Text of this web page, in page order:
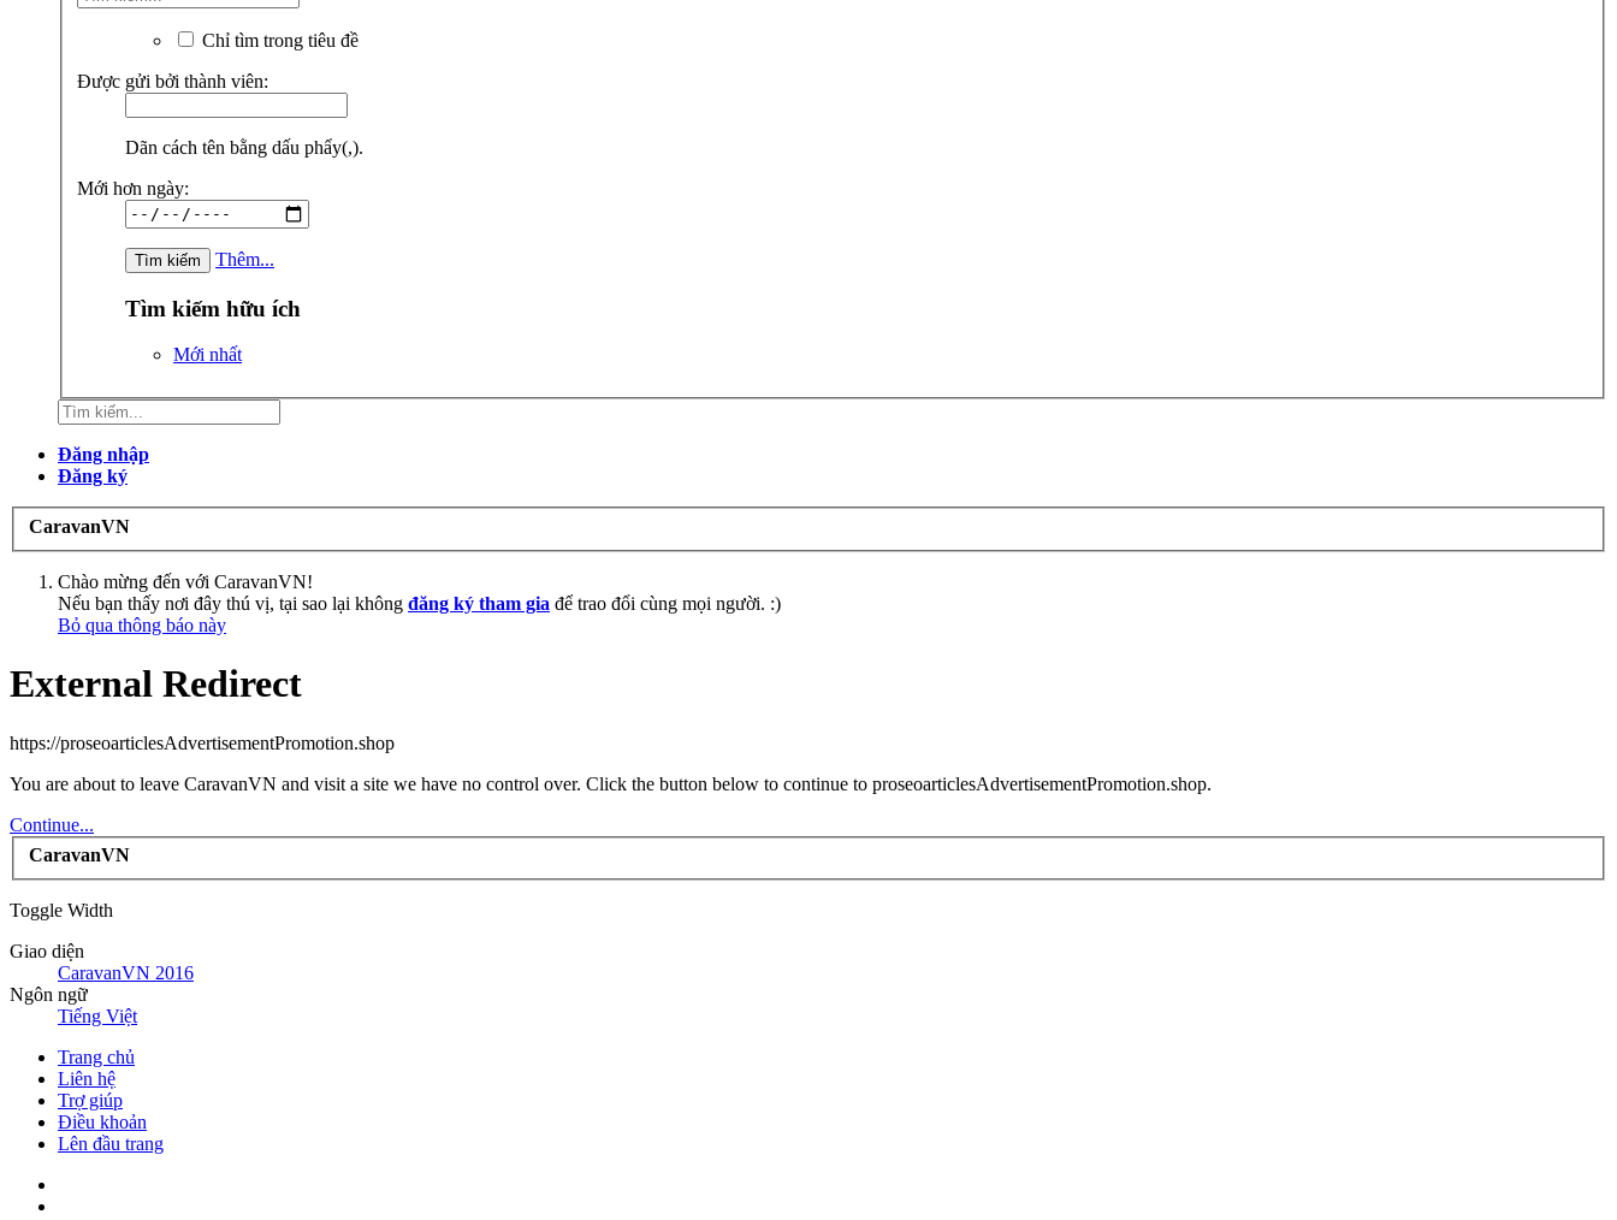
Chỉ tìm trong tiêu đề
Được gửi bởi thành viên:
Dãn cách tên bằng dấu phẩy(,).
Mới hơn ngày:
Thêm...
Tìm kiếm hữu ích
Mới nhất
Đăng nhập
Đăng ký
CaravanVN
Chào mừng đến với CaravanVN!
Nếu bạn thấy nơi đây thú vị, tại sao lại không đăng ký tham gia để trao đổi cùng mọi người. :)
Bỏ qua thông báo này
External Redirect
https://proseoarticlesAdvertisementPromotion.shop
You are about to leave CaravanVN and visit a site we have no control over. Click the button below to continue to proseoarticlesAdvertisementPromotion.shop.
Continue...
CaravanVN
Toggle Width
Giao diện
CaravanVN 2016
Ngôn ngữ
Tiếng Việt
Trang chủ
Liên hệ
Trợ giúp
Điều khoản
Lên đầu trang